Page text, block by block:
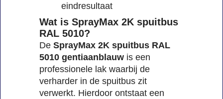
eindresultaat
Wat is SprayMax 2K spuitbus
RAL 5010?
De SprayMax 2K spuitbus RAL
5010 gentiaanblauw is een
professionele lak waarbij de
verharder in de spuitbus zit
verwerkt. Hierdoor ontstaat een